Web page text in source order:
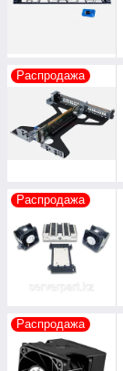
Распродажа
Распродажа
Распродажа